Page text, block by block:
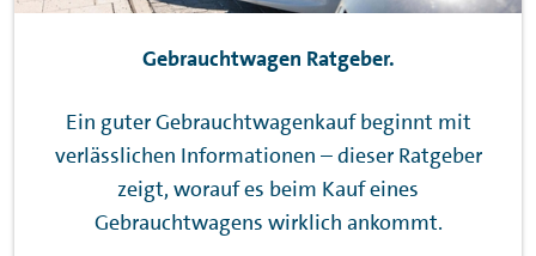
Gebrauchtwagen Ratgeber.
Ein guter Gebrauchtwagenkauf beginnt mit
verlässlichen Informationen – dieser Ratgeber
zeigt, worauf es beim Kauf eines
Gebrauchtwagens wirklich ankommt.